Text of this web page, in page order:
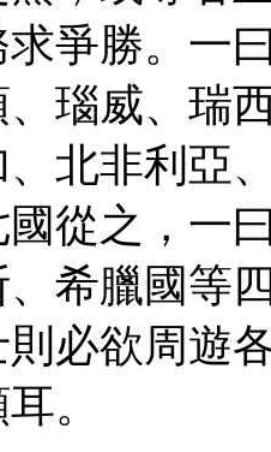
爭勝。一
瑙威、瑞
北非利亞
從之，一
希臘國等
必欲周遊
。